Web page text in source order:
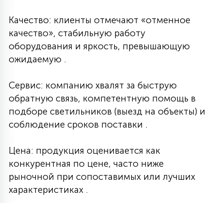
Качество: клиенты отмечают «отменное
качество», стабильную работу
оборудования и яркость, превышающую
ожидаемую .
Сервис: компанию хвалят за быструю
обратную связь, компетентную помощь в
подборе светильников (выезд на объекты) и
соблюдение сроков поставки .
Цена: продукция оценивается как
конкурентная по цене, часто ниже
рыночной при сопоставимых или лучших
характеристиках .